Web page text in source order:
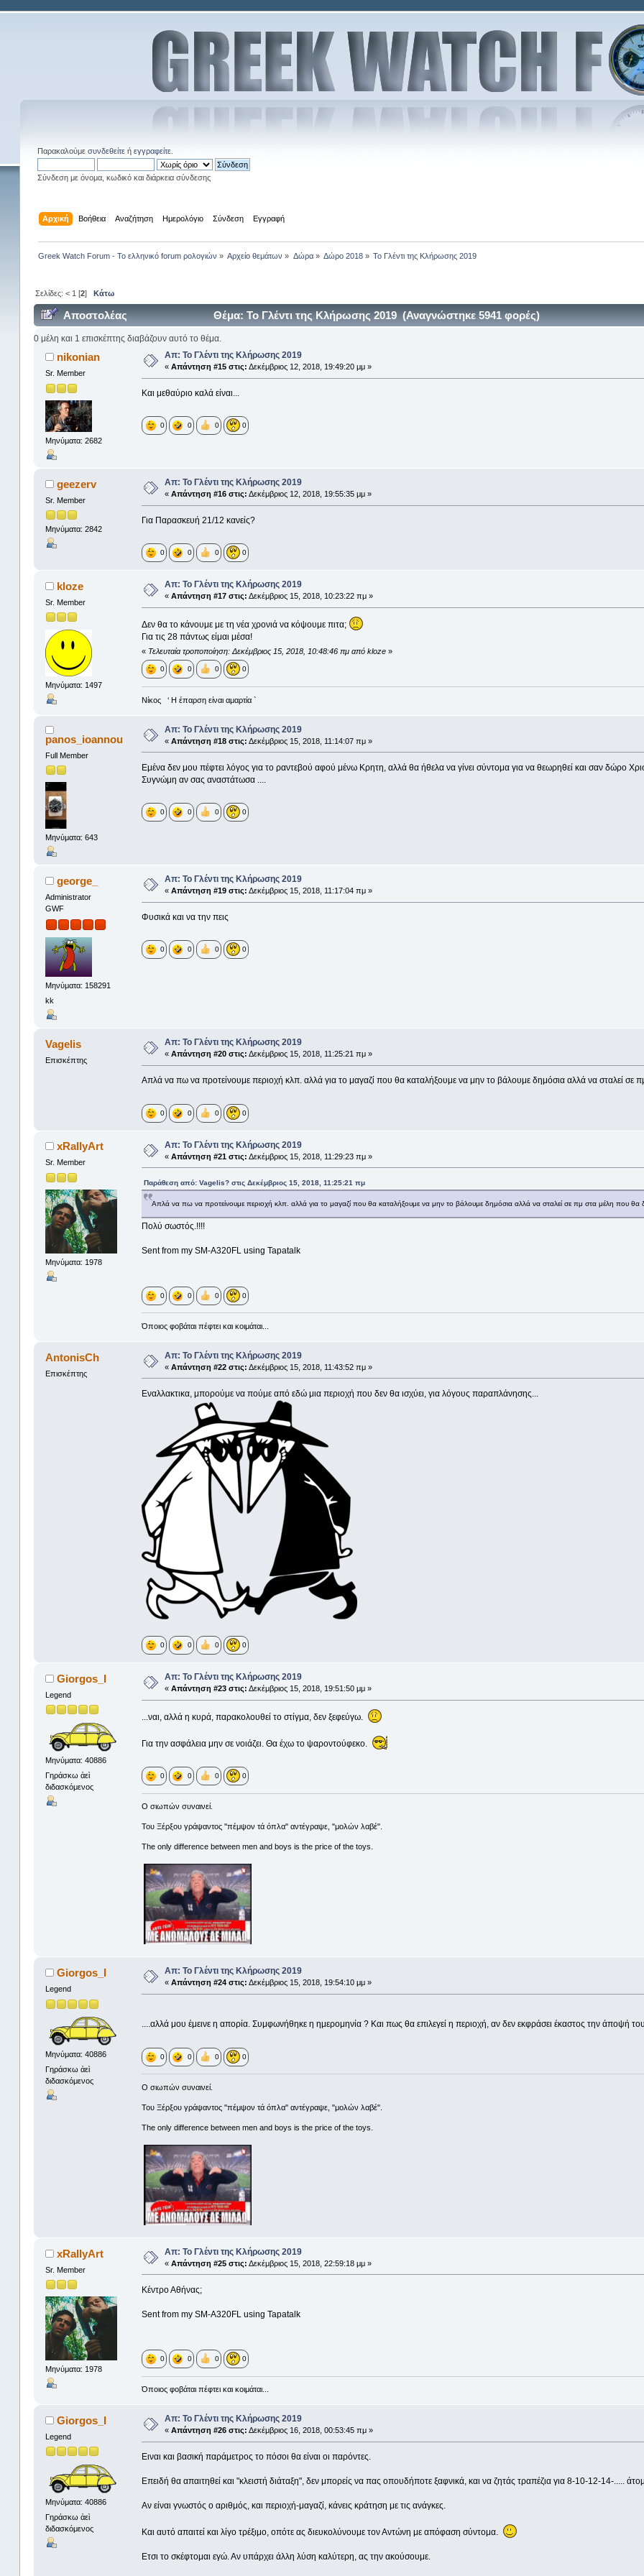
Παρακαλούμε συνδεθείτεή εγγραφείτε.
Σύνδεση με όνομα, κωδικό και διάρκεια σύνδεσης
Αρχική Βοήθεια Αναζήτηση Ημερολόγιο Σύνδεση Εγγραφή
Greek Watch Forum - Το ελληνικό forum ρολογιών » Αρχείο θεμάτων » Δώρα» Δώρο 2018 » Το Γλέντι της Κλήρωσης 2019
Σελίδες:< 1 [2]Κάτω
Αποστολέας Θέμα: Το Γλέντι της Κλήρωσης 2019 (Αναγνώστηκε 5941 φορές)
0 μέλη και 1 επισκέπτης διαβάζουν αυτό το θέμα.
nikonian
Sr. Member
Μηνύματα: 2682
Απ: Το Γλέντι της Κλήρωσης 2019
« Απάντηση #15 στις: Δεκέμβριος 12, 2018, 19:49:20 μμ »
Και μεθαύριο καλά είναι...
0 0 0 0
geezerv
Sr. Member
Μηνύματα: 2842
Απ: Το Γλέντι της Κλήρωσης 2019
« Απάντηση #16 στις: Δεκέμβριος 12, 2018, 19:55:35 μμ »
Για Παρασκευή 21/12 κανείς?
0 0 0 0
kloze
Sr. Member
Μηνύματα: 1497
Απ: Το Γλέντι της Κλήρωσης 2019
« Απάντηση #17 στις: Δεκέμβριος 15, 2018, 10:23:22 πμ »
Δεν θα το κάνουμε με τη νέα χρονιά να κόψουμε πιτα;
Για τις 28 πάντως είμαι μέσα!
« Τελευταία τροποποίηση: Δεκέμβριος 15, 2018, 10:48:46 πμ από kloze»
0 0 0 0
Νίκος ‘ Η έπαρση είναι αμαρτία `
panos_ioannou
Full Member
Μηνύματα: 643
Απ: Το Γλέντι της Κλήρωσης 2019
« Απάντηση #18 στις: Δεκέμβριος 15, 2018, 11:14:07 πμ »
Εμένα δεν μου πέφτει λόγος για το ραντεβού αφού μένω Κρητη, αλλά θα ήθελα να γίνει σύντομα για να θεωρηθεί και σαν δώρο
Συγνώμη αν σας αναστάτωσα ....
0 0 0 0
george_
Administrator
GWF
Μηνύματα: 158291
kk
Απ: Το Γλέντι της Κλήρωσης 2019
« Απάντηση #19 στις: Δεκέμβριος 15, 2018, 11:17:04 πμ »
Φυσικά και να την πεις
0 0 0 0
Vagelis
Επισκέπτης
Απ: Το Γλέντι της Κλήρωσης 2019
« Απάντηση #20 στις: Δεκέμβριος 15, 2018, 11:25:21 πμ »
Απλά να πω να προτείνουμε περιοχή κλπ. αλλά για το μαγαζί που θα καταλήξουμε να μην το βάλουμε δημόσια αλλά να σταλεί
0 0 0 0
xRallyArt
Sr. Member
Μηνύματα: 1978
Απ: Το Γλέντι της Κλήρωσης 2019
« Απάντηση #21 στις: Δεκέμβριος 15, 2018, 11:29:23 πμ »
Παράθεση από: Vagelis? στις Δεκέμβριος 15, 2018, 11:25:21 πμ
Απλά να πω να προτείνουμε περιοχή κλπ. αλλά για το μαγαζί που θα καταλήξουμε να μην το βάλουμε δημόσια αλλά να σταλεί σε πμ στα μέλη που θα
Πολύ σωστός.!!!!
Sent from my SM-A320FL using Tapatalk
0 0 0 0
Όποιος φοβάται πέφτει και κοιμάται...
AntonisCh
Επισκέπτης
Απ: Το Γλέντι της Κλήρωσης 2019
« Απάντηση #22 στις: Δεκέμβριος 15, 2018, 11:43:52 πμ »
Εναλλακτικα, μπορούμε να πούμε από εδώ μια περιοχή που δεν θα ισχύει, για λόγους παραπλάνησης...
0 0 0 0
Giorgos_I
Legend
Μηνύματα: 40886
Γηράσκω ἀεὶ
διδασκόμενος
Απ: Το Γλέντι της Κλήρωσης 2019
« Απάντηση #23 στις: Δεκέμβριος 15, 2018, 19:51:50 μμ »
...ναι, αλλά η κυρά, παρακολουθεί το στίγμα, δεν ξεφεύγω.
Για την ασφάλεια μην σε νοιάζει. Θα έχω το ψαροντούφεκο.
0 0 0 0
Ο σιωπών συναινεί.
Του Ξέρξου γράψαντος ''πέμψον τά όπλα'' αντέγραψε, "μολών λαβέ".
The only difference between men and boys is the price of the toys.
Giorgos_I
Legend
Μηνύματα: 40886
Γηράσκω ἀεὶ
διδασκόμενος
Απ: Το Γλέντι της Κλήρωσης 2019
« Απάντηση #24 στις: Δεκέμβριος 15, 2018, 19:54:10 μμ »
....αλλά μου έμεινε η απορία. Συμφωνήθηκε η ημερομηνία ? Και πως θα επιλεγεί η περιοχή, αν δεν εκφράσει έκαστος την άποψή
0 0 0 0
Ο σιωπών συναινεί.
Του Ξέρξου γράψαντος ''πέμψον τά όπλα'' αντέγραψε, "μολών λαβέ".
The only difference between men and boys is the price of the toys.
xRallyArt
Sr. Member
Μηνύματα: 1978
Απ: Το Γλέντι της Κλήρωσης 2019
« Απάντηση #25 στις: Δεκέμβριος 15, 2018, 22:59:18 μμ »
Κέντρο Αθήνας;
Sent from my SM-A320FL using Tapatalk
0 0 0 0
Όποιος φοβάται πέφτει και κοιμάται...
Giorgos_I
Legend
Μηνύματα: 40886
Γηράσκω ἀεὶ
διδασκόμενος
Απ: Το Γλέντι της Κλήρωσης 2019
« Απάντηση #26 στις: Δεκέμβριος 16, 2018, 00:53:45 πμ »
Ειναι και βασική παράμετρος το πόσοι θα είναι οι παρόντες.
Επειδή θα απαιτηθεί και "κλειστή διάταξη", δεν μπορείς να πας οπουδήποτε ξαφνικά, και να ζητάς τραπέζια για 8-10-12-14-.....
Αν είναι γνωστός ο αριθμός, και περιοχή-μαγαζί, κάνεις κράτηση με τις ανάγκες.
Και αυτό απαιτεί και λίγο τρέξιμο, οπότε ας διευκολύνουμε τον Αντώνη με απόφαση σύντομα.
Ετσι το σκέφτομαι εγώ. Αν υπάρχει άλλη λύση καλύτερη, ας την ακούσουμε.